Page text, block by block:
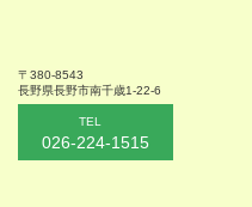
〒380-8543
長野県長野市南千歳1-22-6
TEL
026-224-1515